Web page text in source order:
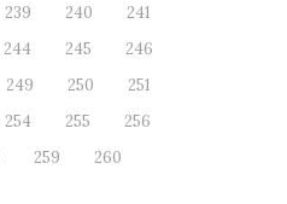
239 240
241
244 245
246
249 250
251
254 255
256
259 260